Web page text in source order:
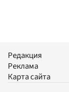
Редакция
Реклама
Карта сайта